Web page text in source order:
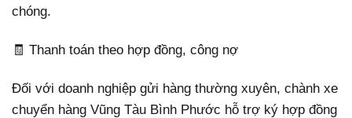
chóng.
🧾 Thanh toán theo hợp đồng, công nợ
Đối với doanh nghiệp gửi hàng thường xuyên, chành xe
chuyển hàng Vũng Tàu Bình Phước hỗ trợ ký hợp đồng